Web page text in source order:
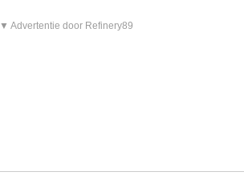
▼ Advertentie door Refinery89